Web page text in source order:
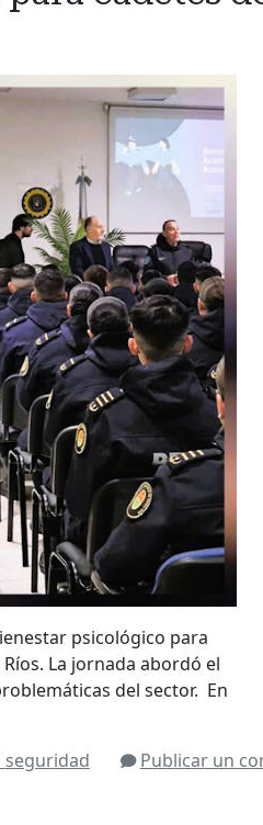
psicológico para
La jornada abordó el
del sector. En
seguridad Publicar un